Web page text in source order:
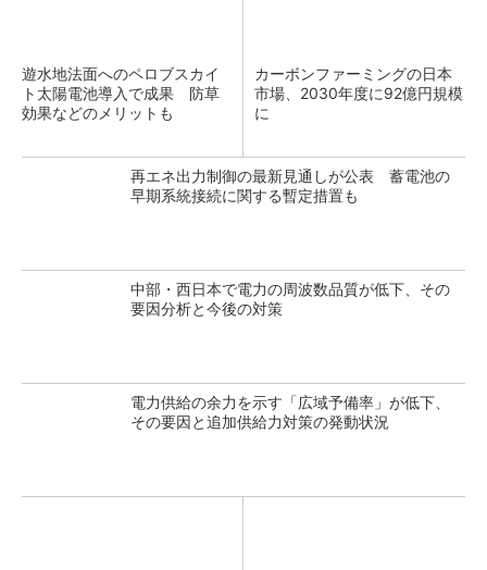
遊水地法面へのペロブスカイ
ト太陽電池導入で成果 防草
効果などのメリットも
カーボンファーミングの日本
市場、2030年度に92億円規模
に
再エネ出力制御の最新見通しが公表 蓄電池の
早期系統接続に関する暫定措置も
中部・西日本で電力の周波数品質が低下、その
要因分析と今後の対策
電力供給の余力を示す「広域予備率」が低下、
その要因と追加供給力対策の発動状況